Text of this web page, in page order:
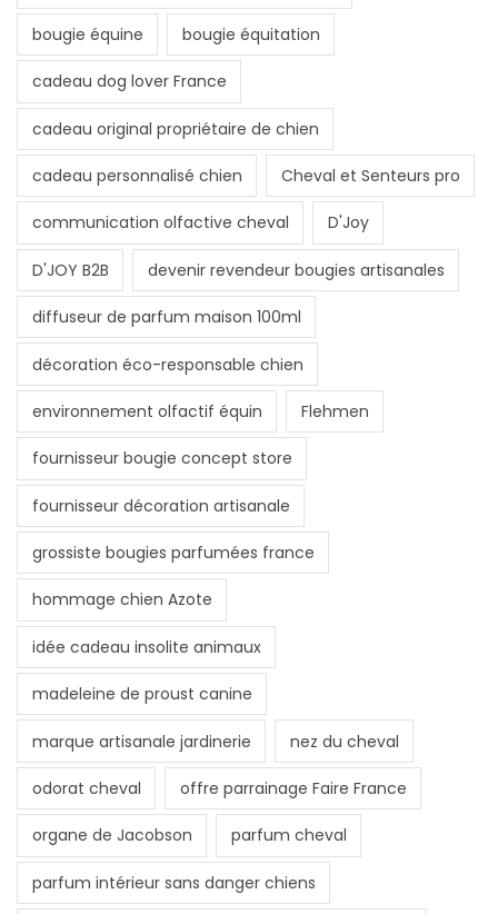
bougie équine bougie équitation
cadeau dog lover France
cadeau original propriétaire de chien
cadeau personnalisé chien Cheval et Senteurs pro
communication olfactive cheval D'Joy
D'JOY B2B devenir revendeur bougies artisanales
diffuseur de parfum maison 100ml
décoration éco-responsable chien
environnement olfactif équin Flehmen
fournisseur bougie concept store
fournisseur décoration artisanale
grossiste bougies parfumées france
hommage chien Azote
idée cadeau insolite animaux
madeleine de proust canine
marque artisanale jardinerie nez du cheval
odorat cheval offre parrainage Faire France
organe de Jacobson parfum cheval
parfum intérieur sans danger chiens